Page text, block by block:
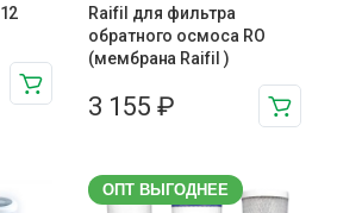
Raifil для фильтра
обратного осмоса RO
(мембрана Raifil )
3 155 ₽
ОПТ ВЫГОДНЕЕ